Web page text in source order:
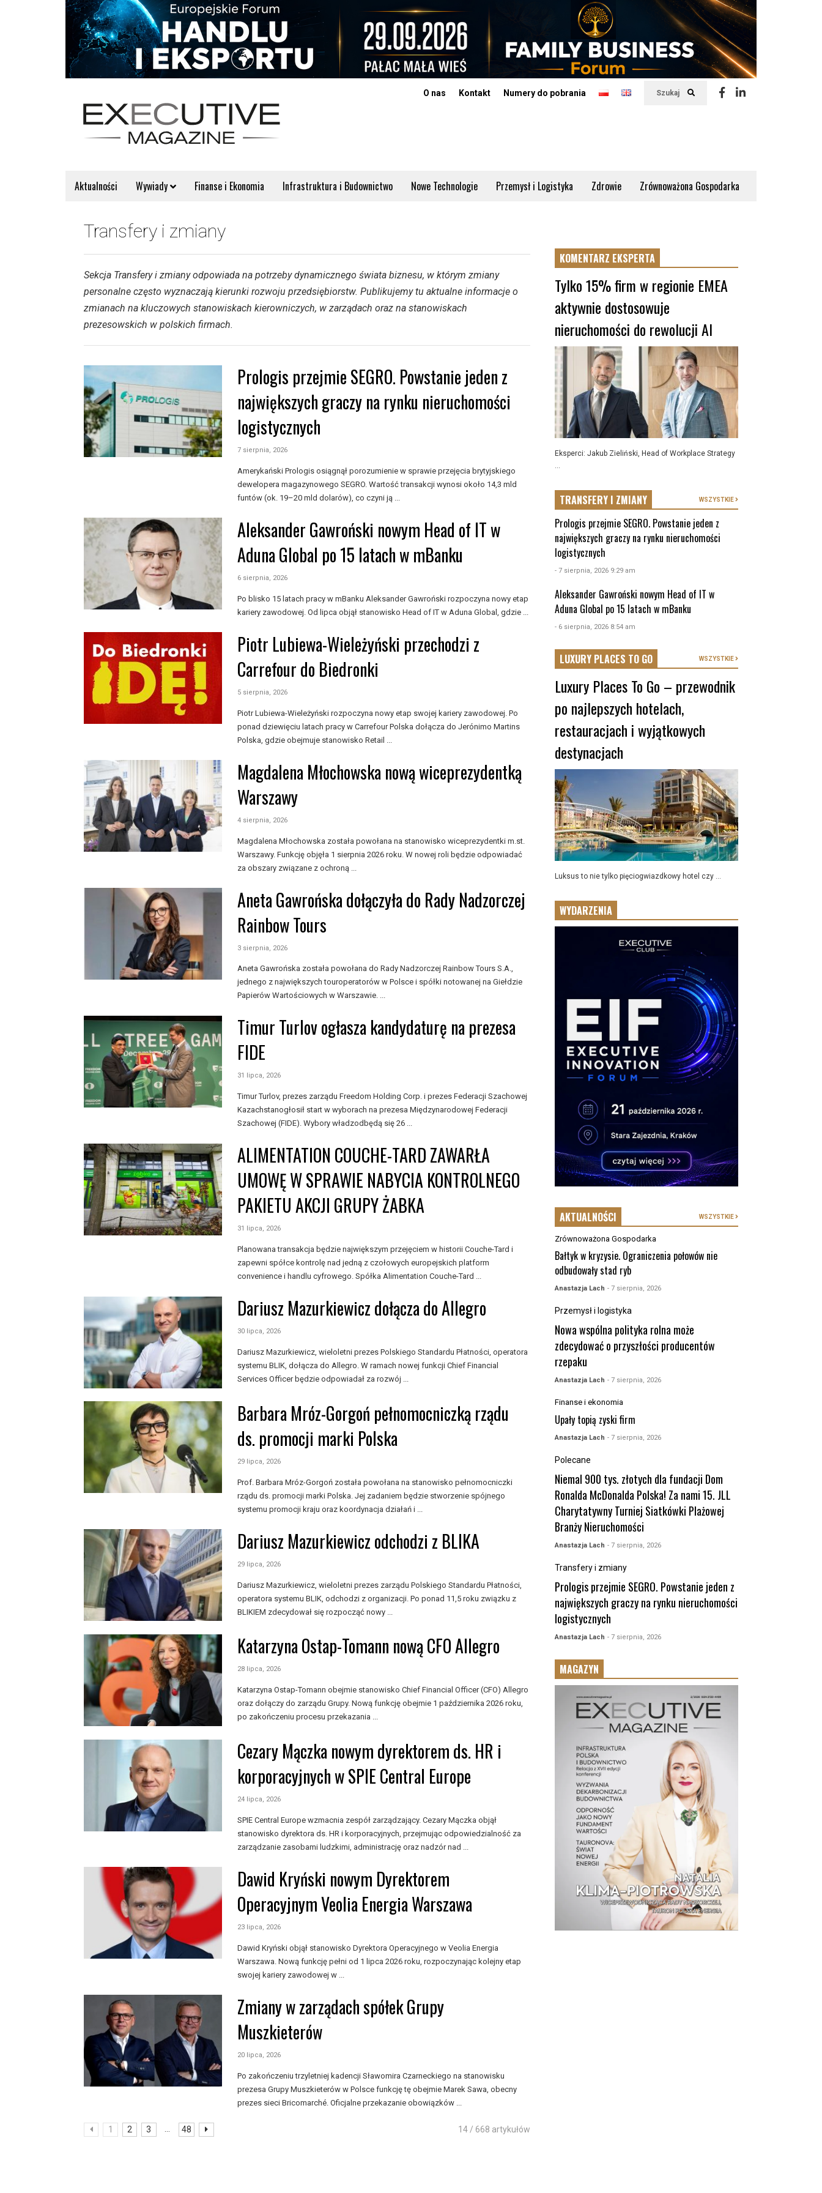
Szukaj
O nas Kontakt Numery do pobrania
Aktualności Wywiady Finanse i Ekonomia Infrastruktura i Budownictwo Nowe Technologie Przemysł i Logistyka Zdrowie Zrównoważona Gospodarka
Transfery i zmiany
Sekcja Transfery i zmiany odpowiada na potrzeby dynamicznego świata biznesu, w którym zmiany
personalne często wyznaczają kierunki rozwoju przedsiębiorstw. Publikujemy tu aktualne informacje o
zmianach na kluczowych stanowiskach kierowniczych, w zarządach oraz na stanowiskach
prezesowskich w polskich firmach.
Prologis przejmie SEGRO. Powstanie jeden z
największych graczy na rynku nieruchomości
logistycznych
7 sierpnia, 2026
Amerykański Prologis osiągnął porozumienie w sprawie przejęcia brytyjskiego
dewelopera magazynowego SEGRO. Wartość transakcji wynosi około 14,3 mld
funtów (ok. 19–20 mld dolarów), co czyni ją ...
Aleksander Gawroński nowym Head of IT w
Aduna Global po 15 latach w mBanku
6 sierpnia, 2026
Po blisko 15 latach pracy w mBanku Aleksander Gawroński rozpoczyna nowy etap
kariery zawodowej. Od lipca objął stanowisko Head of IT w Aduna Global, gdzie ...
Piotr Lubiewa-Wieleżyński przechodzi z
Carrefour do Biedronki
5 sierpnia, 2026
Piotr Lubiewa-Wieleżyński rozpoczyna nowy etap swojej kariery zawodowej. Po
ponad dziewięciu latach pracy w Carrefour Polska dołącza do Jerónimo Martins
Polska, gdzie obejmuje stanowisko Retail ...
Magdalena Młochowska nową wiceprezydentką
Warszawy
4 sierpnia, 2026
Magdalena Młochowska została powołana na stanowisko wiceprezydentki m.st.
Warszawy. Funkcję objęła 1 sierpnia 2026 roku. W nowej roli będzie odpowiadać
za obszary związane z ochroną ...
Aneta Gawrońska dołączyła do Rady Nadzorczej
Rainbow Tours
3 sierpnia, 2026
Aneta Gawrońska została powołana do Rady Nadzorczej Rainbow Tours S.A.,
jednego z największych touroperatorów w Polsce i spółki notowanej na Giełdzie
Papierów Wartościowych w Warszawie. ...
Timur Turlov ogłasza kandydaturę na prezesa
FIDE
31 lipca, 2026
Timur Turlov, prezes zarządu Freedom Holding Corp. i prezes Federacji Szachowej
Kazachstanogłosił start w wyborach na prezesa Międzynarodowej Federacji
Szachowej (FIDE). Wybory władzodbędą się 26 ...
ALIMENTATION COUCHE-TARD ZAWARŁA
UMOWĘ W SPRAWIE NABYCIA KONTROLNEGO
PAKIETU AKCJI GRUPY ŻABKA
31 lipca, 2026
Planowana transakcja będzie największym przejęciem w historii Couche-Tard i
zapewni spółce kontrolę nad jedną z czołowych europejskich platform
convenience i handlu cyfrowego. Spółka Alimentation Couche-Tard ...
Dariusz Mazurkiewicz dołącza do Allegro
30 lipca, 2026
Dariusz Mazurkiewicz, wieloletni prezes Polskiego Standardu Płatności, operatora
systemu BLIK, dołącza do Allegro. W ramach nowej funkcji Chief Financial
Services Officer będzie odpowiadał za rozwój ...
Barbara Mróz-Gorgoń pełnomocniczką rządu
ds. promocji marki Polska
29 lipca, 2026
Prof. Barbara Mróz-Gorgoń została powołana na stanowisko pełnomocniczki
rządu ds. promocji marki Polska. Jej zadaniem będzie stworzenie spójnego
systemu promocji kraju oraz koordynacja działań i ...
Dariusz Mazurkiewicz odchodzi z BLIKA
29 lipca, 2026
Dariusz Mazurkiewicz, wieloletni prezes zarządu Polskiego Standardu Płatności,
operatora systemu BLIK, odchodzi z organizacji. Po ponad 11,5 roku związku z
BLIKIEM zdecydował się rozpocząć nowy ...
Katarzyna Ostap-Tomann nową CFO Allegro
28 lipca, 2026
Katarzyna Ostap-Tomann obejmie stanowisko Chief Financial Officer (CFO) Allegro
oraz dołączy do zarządu Grupy. Nową funkcję obejmie 1 października 2026 roku,
po zakończeniu procesu przekazania ...
Cezary Mączka nowym dyrektorem ds. HR i
korporacyjnych w SPIE Central Europe
24 lipca, 2026
SPIE Central Europe wzmacnia zespół zarządzający. Cezary Mączka objął
stanowisko dyrektora ds. HR i korporacyjnych, przejmując odpowiedzialność za
zarządzanie zasobami ludzkimi, administrację oraz nadzór nad ...
Dawid Kryński nowym Dyrektorem
Operacyjnym Veolia Energia Warszawa
23 lipca, 2026
Dawid Kryński objął stanowisko Dyrektora Operacyjnego w Veolia Energia
Warszawa. Nową funkcję pełni od 1 lipca 2026 roku, rozpoczynając kolejny etap
swojej kariery zawodowej w ...
Zmiany w zarządach spółek Grupy
Muszkieterów
20 lipca, 2026
Po zakończeniu trzyletniej kadencji Sławomira Czarneckiego na stanowisku
prezesa Grupy Muszkieterów w Polsce funkcję tę obejmie Marek Sawa, obecny
prezes sieci Bricomarché. Oficjalne przekazanie obowiązków ...
1 2 3 48 14 / 668 artykułów
KOMENTARZ EKSPERTA
Tylko 15% firm w regionie EMEA
aktywnie dostosowuje
nieruchomości do rewolucji AI
Eksperci: Jakub Zieliński, Head of Workplace Strategy
...
TRANSFERY I ZMIANY WSZYSTKIE
Prologis przejmie SEGRO. Powstanie jeden z
największych graczy na rynku nieruchomości
logistycznych
- 7 sierpnia, 2026 9:29 am
Aleksander Gawroński nowym Head of IT w
Aduna Global po 15 latach w mBanku
- 6 sierpnia, 2026 8:54 am
LUXURY PLACES TO GO WSZYSTKIE
Luxury Places To Go – przewodnik
po najlepszych hotelach,
restauracjach i wyjątkowych
destynacjach
Luksus to nie tylko pięciogwiazdkowy hotel czy ...
WYDARZENIA
AKTUALNOŚCI WSZYSTKIE
Zrównoważona Gospodarka
Bałtyk w kryzysie. Ograniczenia połowów nie
odbudowały stad ryb
Anastazja Lach - 7 sierpnia, 2026
Przemysł i logistyka
Nowa wspólna polityka rolna może
zdecydować o przyszłości producentów
rzepaku
Anastazja Lach - 7 sierpnia, 2026
Finanse i ekonomia
Upały topią zyski firm
Anastazja Lach - 7 sierpnia, 2026
Polecane
Niemal 900 tys. złotych dla fundacji Dom
Ronalda McDonalda Polska! Za nami 15. JLL
Charytatywny Turniej Siatkówki Plażowej
Branży Nieruchomości
Anastazja Lach - 7 sierpnia, 2026
Transfery i zmiany
Prologis przejmie SEGRO. Powstanie jeden z
największych graczy na rynku nieruchomości
logistycznych
Anastazja Lach - 7 sierpnia, 2026
MAGAZYN